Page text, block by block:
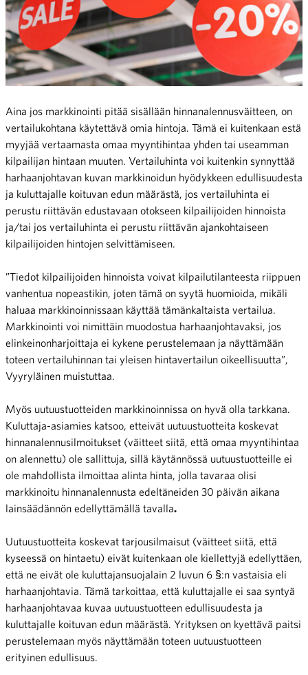
Aina jos markkinointi pitää sisällään hinnanalennusväitteen, on
vertailukohtana käytettävä omia hintoja. Tämä ei kuitenkaan estä
myyjää vertaamasta omaa myyntihintaa yhden tai useamman
kilpailijan hintaan muuten. Vertailuhinta voi kuitenkin synnyttää
harhaanjohtavan kuvan markkinoidun hyödykkeen edullisuudesta
ja kuluttajalle koituvan edun määrästä, jos vertailuhinta ei
perustu riittävän edustavaan otokseen kilpailijoiden hinnoista
ja/tai jos vertailuhinta ei perustu riittävän ajankohtaiseen
kilpailijoiden hintojen selvittämiseen.
”Tiedot kilpailijoiden hinnoista voivat kilpailutilanteesta riippuen
vanhentua nopeastikin, joten tämä on syytä huomioida, mikäli
haluaa markkinoinnissaan käyttää tämänkaltaista vertailua.
Markkinointi voi nimittäin muodostua harhaanjohtavaksi, jos
elinkeinonharjoittaja ei kykene perustelemaan ja näyttämään
toteen vertailuhinnan tai yleisen hintavertailun oikeellisuutta”,
Vyyryläinen muistuttaa.
Myös uutuustuotteiden markkinoinnissa on hyvä olla tarkkana.
Kuluttaja-asiamies katsoo, etteivät uutuustuotteita koskevat
hinnanalennusilmoitukset (väitteet siitä, että omaa myyntihintaa
on alennettu) ole sallittuja, sillä käytännössä uutuustuotteille ei
ole mahdollista ilmoittaa alinta hinta, jolla tavaraa olisi
markkinoitu hinnanalennusta edeltäneiden 30 päivän aikana
lainsäädännön edellyttämällä tavalla.
Uutuustuotteita koskevat tarjousilmaisut (väitteet siitä, että
kyseessä on hintaetu) eivät kuitenkaan ole kiellettyjä edellyttäen,
että ne eivät ole kuluttajansuojalain 2 luvun 6 §:n vastaisia eli
harhaanjohtavia. Tämä tarkoittaa, että kuluttajalle ei saa syntyä
harhaanjohtavaa kuvaa uutuustuotteen edullisuudesta ja
kuluttajalle koituvan edun määrästä. Yrityksen on kyettävä paitsi
perustelemaan myös näyttämään toteen uutuustuotteen
erityinen edullisuus.